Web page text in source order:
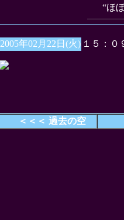
“ほ
2005年02月22日(火) １５：０
＜＜＜ 過去の空